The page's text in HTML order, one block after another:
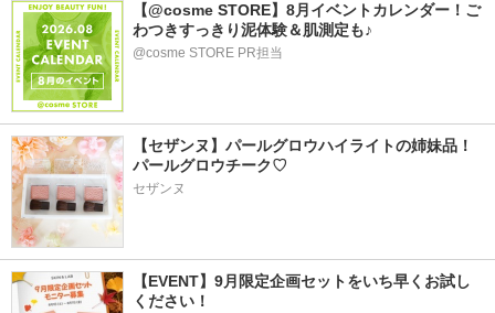
【@cosme STORE】8月イベントカレンダー！ご
わつきすっきり泥体験＆肌測定も♪
@cosme STORE PR担当
【セザンヌ】パールグロウハイライトの姉妹品！
パールグロウチーク♡
セザンヌ
【EVENT】9月限定企画セットをいち早くお試し
ください！